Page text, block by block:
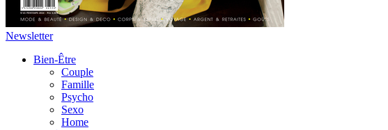
Newsletter
Bien-Être
Couple
Famille
Psycho
Sexo
Home